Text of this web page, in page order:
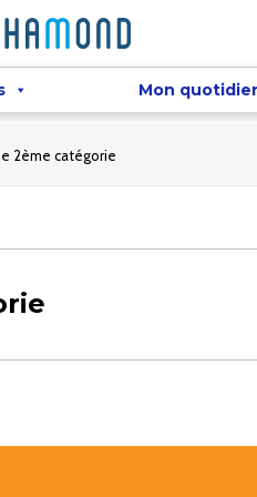
Mon
2ème catégorie